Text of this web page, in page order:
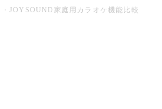
JOYSOUND家庭用カラオケ機能比較